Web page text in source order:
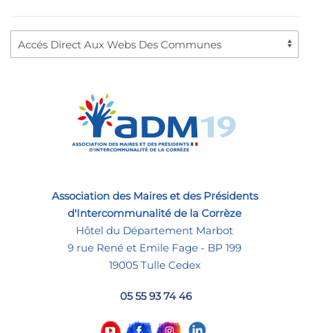
Association des Maires et des Présidents
d'Intercommunalité de la Corrèze
Hôtel du Département Marbot
9 rue René et Emile Fage - BP 199
19005 Tulle Cedex
05 55 93 74 46